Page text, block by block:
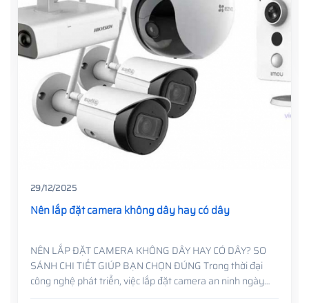
29/12/2025
Nên lắp đặt camera không dây hay có dây
NÊN LẮP ĐẶT CAMERA KHÔNG DÂY HAY CÓ DÂY? SO
SÁNH CHI TIẾT GIÚP BẠN CHỌN ĐÚNG Trong thời đại
công nghệ phát triển, việc lắp đặt camera an ninh ngày